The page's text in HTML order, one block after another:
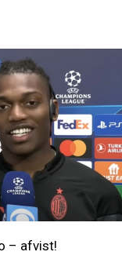
– afvist!